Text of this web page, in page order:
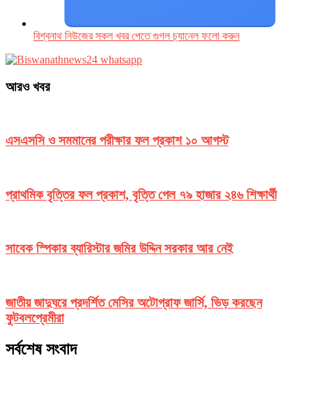
বিশ্বনাথ নিউজের সকল খবর পেতে গুগল চ‌্যানেল ফলো করুন
আরও খবর
এসএসসি ও সমমানের পরীক্ষার ফল প্রকাশ ১০ আগস্ট
প্রাথমিক বৃত্তির ফল প্রকাশ, বৃত্তি পেল ৭৯ হাজার ২৪৬ শিক্ষার্থী
সাবেক স্পিকার ব্যারিস্টার জমির উদ্দিন সরকার আর নেই
জাতীয় জাদুঘরে প্রদর্শিত মেসির অটোগ্রাফ জার্সি, ভিড় করছেন
ফুটবলপ্রেমীরা
সর্বশেষ সংবাদ